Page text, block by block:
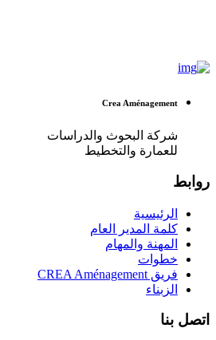
Crea Aménagement
شركة البحوث والدراسات
للعمارة والتخطيط
روابط
الرئيسية
كلمة المدير العام
المهنة والمهام
خطوات
فريق CREA Aménagement
الزبناء
اتصل بنا